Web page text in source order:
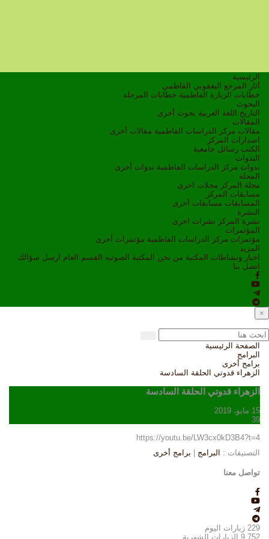
الرئيسية
أثار المرجع اليعقوبي الفاطمي
خطابات الزيارة الفاطمية خطابات المرحلة
البحوث
التاريخ
اللغة العربية بحوث أخرى
المقالات
مقالات مركز الدراسات الفاطمية مقالات أخرى
اصدارات المركز
الكتب رسائل جامعية
الندوات
ندوات مركز الدراسات الفاطمية ندوات أخرى
المجلة
مجلة المركز مجلات اخرى
مسابقات المركز
المسابقات مسابقات أخرى
النشرة
نشرة المركز نشرات اخرى
المؤتمرات
مؤتمرات مركز الدراسات الفاطمية مؤتمرات أخرى
المزيد
اخبار ونشاطات
المكتبة من نحن المكتبة الصوتية القسم العام ارسل سؤالك
اتصل بنا
×
الصفحة الرئيسية
البرامج
برامج أخرى
الزهراء قدوتي الحلقة السادسة
الزهراء قدوتي الحلقة السادسة
15 مايو، 2019
39
https://youtu.be/LW3cx0kD3B4?t=4
التصنيفات : البرامج برامج أخرى
تواصل معنا
229 زيارات اليوم
9,752
الزيارات الشهرية